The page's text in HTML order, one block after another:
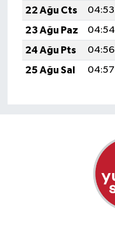
22 Ağu Cts
04:53
23 Ağu Paz
04:54
24 Ağu Pts
04:56
25 Ağu Sal
04:57